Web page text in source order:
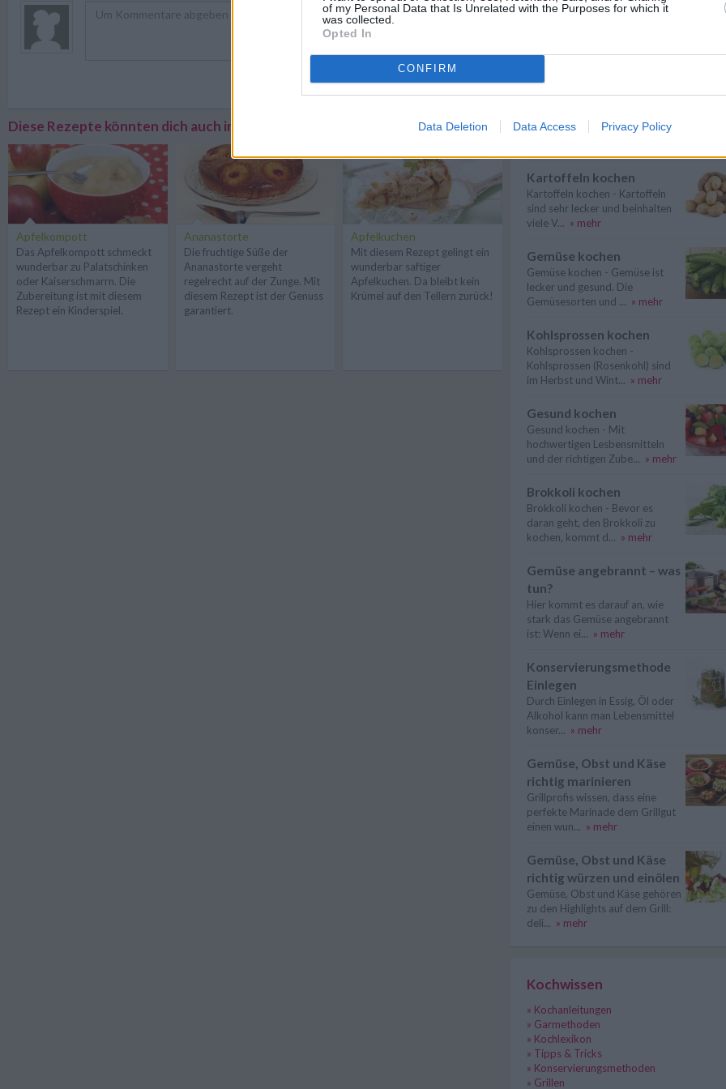
of my Personal Data that Is Unrelated with the Purposes for which it
was collected.
Opted In
CONFIRM
Data Deletion Data Access Privacy Policy
Registrieren Anmelden
Diese Rezepte könnten dich auch interessieren
Apfelkompott
Das Apfelkompott schmeckt
wunderbar zu Palatschinken
oder Kaiserschmarrn. Die
Zubereitung ist mit diesem
Rezept ein Kinderspiel.
Ananastorte
Die fruchtige Süße der
Ananastorte vergeht
regelrecht auf der Zunge. Mit
diesem Rezept ist der Genuss
garantiert.
Apfelkuchen
Mit diesem Rezept gelingt ein
wunderbar saftiger
Apfelkuchen. Da bleibt kein
Krümel auf den Tellern zurück!
Karfiol kochen
nützliche Informationen zum
Kartoffeln kochen
Kartoffeln kochen - Kartoffeln
sind sehr lecker und beinhalten
viele V... » mehr
Gemüse kochen
Gemüse kochen - Gemüse ist
lecker und gesund. Die
Gemüsesorten und ... » mehr
Kohlsprossen kochen
Kohlsprossen kochen -
Kohlsprossen (Rosenkohl) sind
im Herbst und Wint... » mehr
Gesund kochen
Gesund kochen - Mit
hochwertigen Lesbensmitteln
und der richtigen Zube... » mehr
Brokkoli kochen
Brokkoli kochen - Bevor es
daran geht, den Brokkoli zu
kochen, kommt d... » mehr
Gemüse angebrannt – was
tun?
Hier kommt es darauf an, wie
stark das Gemüse angebrannt
ist: Wenn ei... » mehr
Konservierungsmethode
Einlegen
Durch Einlegen in Essig, Öl oder
Alkohol kann man Lebensmittel
konser... » mehr
Gemüse, Obst und Käse
richtig marinieren
Grillprofis wissen, dass eine
perfekte Marinade dem Grillgut
einen wun... » mehr
Gemüse, Obst und Käse
richtig würzen und einölen
Gemüse, Obst und Käse gehören
zu den Highlights auf dem Grill:
deli... » mehr
Kochwissen
» Kochanleitungen
» Garmethoden
» Kochlexikon
» Tipps & Tricks
» Konservierungsmethoden
» Grillen